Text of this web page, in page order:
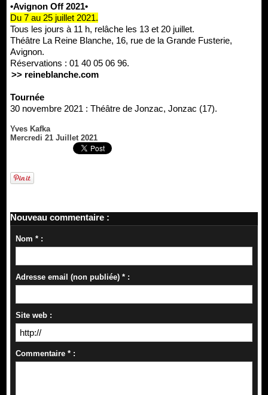
•Avignon Off 2021•
Du 7 au 25 juillet 2021.
Tous les jours à 11 h, relâche les 13 et 20 juillet.
Théâtre La Reine Blanche, 16, rue de la Grande Fusterie,
Avignon.
Réservations : 01 40 05 06 96.
>> reineblanche.com
Tournée
30 novembre 2021 : Théâtre de Jonzac, Jonzac (17).
Yves Kafka
Mercredi 21 Juillet 2021
Nouveau commentaire :
Nom * :
Adresse email (non publiée) * :
Site web :
Commentaire * :